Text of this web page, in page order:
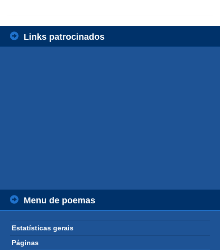
Links patrocinados
Menu de poemas
Estatísticas gerais
Páginas